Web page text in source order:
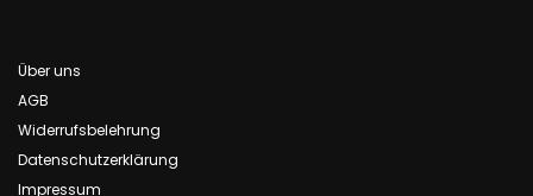
Über uns
AGB
Widerrufsbelehrung
Datenschutzerklärung
Impressum